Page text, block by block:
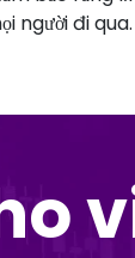
người đi qua.